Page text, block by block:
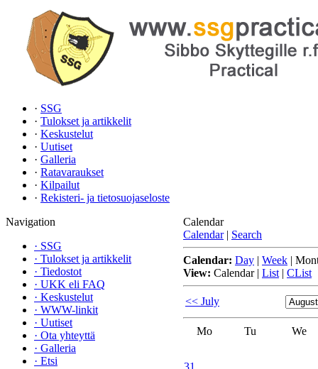
· SSG
· Tulokset ja artikkelit
· Keskustelut
· Uutiset
· Galleria
· Ratavaraukset
· Kilpailut
· Rekisteri- ja tietosuojaseloste
Navigation
· SSG
· Tulokset ja artikkelit
· Tiedostot
· UKK eli FAQ
· Keskustelut
· WWW-linkit
· Uutiset
· Ota yhteyttä
· Galleria
· Etsi
Calendar
Calendar | Search
Calendar: Day | Week |
View: Calendar| List | CList
<< July
Mo Tu We
31